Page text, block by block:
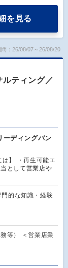
を見る
：26/08/07～26/08/20
ティング／
ーディングバン
】 ・再生可能エ
として営業店や
的な知識・経験
等） ＜営業店業